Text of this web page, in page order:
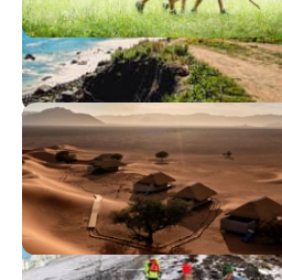
Voyages par
Découverte
Multi-activités